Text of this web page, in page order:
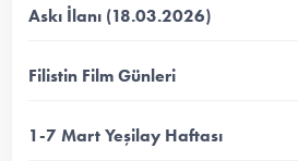
Askı İlanı (18.03.2026)
Filistin Film Günleri
1-7 Mart Yeşilay Haftası